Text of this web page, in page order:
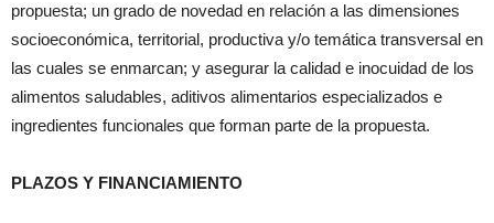
propuesta; un grado de novedad en relación a las dimensiones
socioeconómica, territorial, productiva y/o temática transversal en
las cuales se enmarcan; y asegurar la calidad e inocuidad de los
alimentos saludables, aditivos alimentarios especializados e
ingredientes funcionales que forman parte de la propuesta.
PLAZOS Y FINANCIAMIENTO